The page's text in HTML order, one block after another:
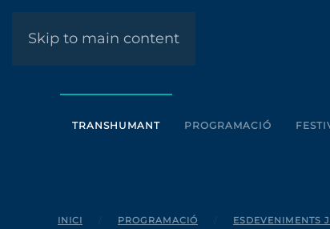
Skip to main content
TRANSHUMANT PROGRAMACIÓ
INICI PROGRAMACIÓ ESDEVENIMENTS